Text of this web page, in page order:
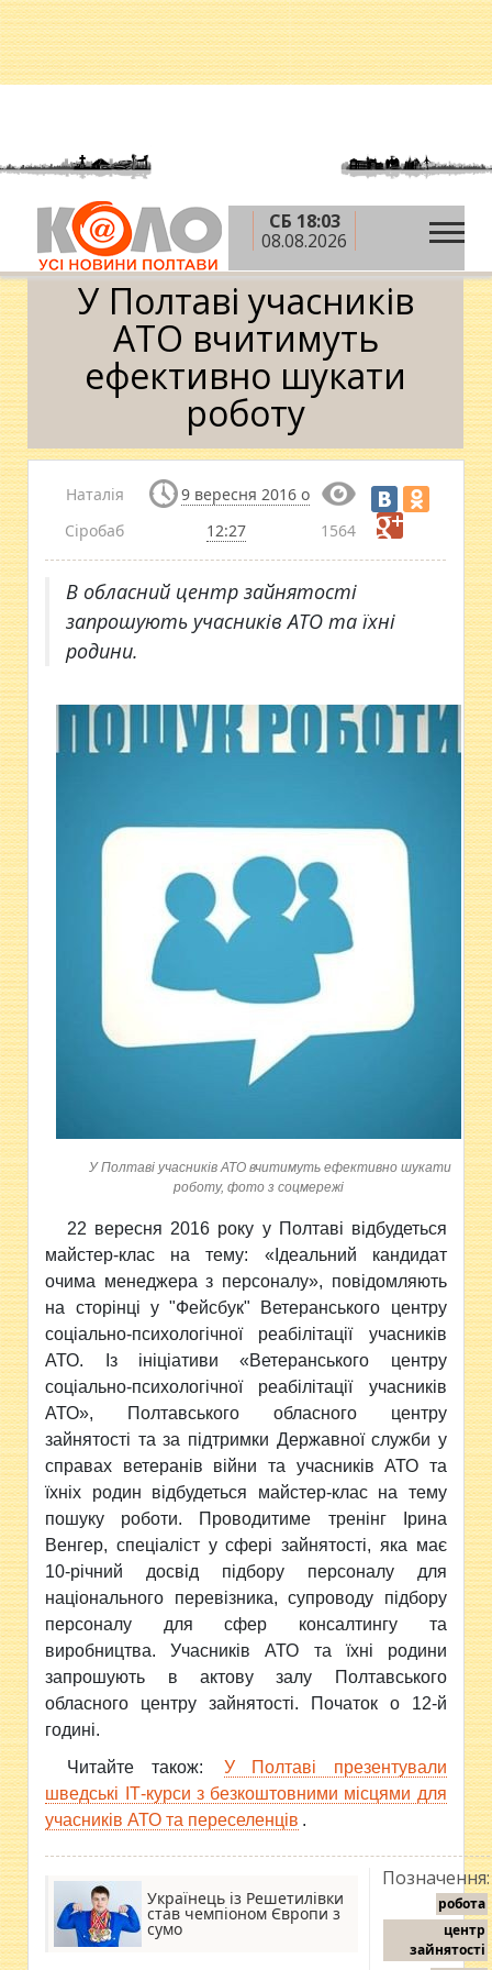
СБ 18:03
08.08.2026
Головна » АТО »​У Полтаві учасників АТО
вчитимуть ефективно шукати роботу
​У Полтаві учасників
АТО вчитимуть
ефективно шукати
роботу
Наталія
Сіробаб
9 вересня 2016 о
12:27
1564
В обласний центр зайнятості
запрошують учасників АТО та їхні
родини.
У Полтаві учасників АТО вчитимуть ефективно шукати
роботу, фото з соцмережі
22 вересня 2016 року у Полтаві відбудеться
майстер-клас на тему: «Ідеальний кандидат
очима менеджера з персоналу», повідомляють
на сторінці у "Фейсбук" Ветеранського центру
соціально-психологічної реабілітації учасників
АТО. Із ініціативи «Ветеранського центру
соціально-психологічної реабілітації учасників
АТО», Полтавського обласного центру
зайнятості та за підтримки Державної служби у
справах ветеранів війни та учасників АТО та
їхніх родин відбудеться майстер-клас на тему
пошуку роботи. Проводитиме тренінг Ірина
Венгер, спеціаліст у сфері зайнятості, яка має
10-річний досвід підбору персоналу для
національного перевізника, супроводу підбору
персоналу для сфер консалтингу та
виробництва. Учасників АТО та їхні родини
запрошують в актову залу Полтавського
обласного центру зайнятості. Початок о 12-й
годині.
Читайте також:
У Полтаві презентували
шведські ІТ-курси з безкоштовними місцями для
учасників АТО та переселенців .
Українець із Решетилівки
став чемпіоном Європи з
сумо
Позначення:
робота
центр
зайнятості